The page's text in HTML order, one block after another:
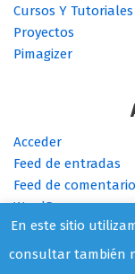
Cursos Y Tutoriales
Proyectos
Pimagizer
Acceder
Feed de entradas
Feed de
WordPress.org
En este sitio
consultar también